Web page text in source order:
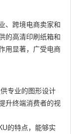
、跨境电商卖家和
的高清印刷纸箱和
用显著，广受电商
专业的图形设计
升终端消费者的视
的特点，能够实